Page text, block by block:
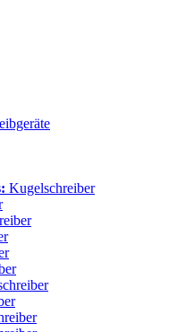
Kugelschreiber